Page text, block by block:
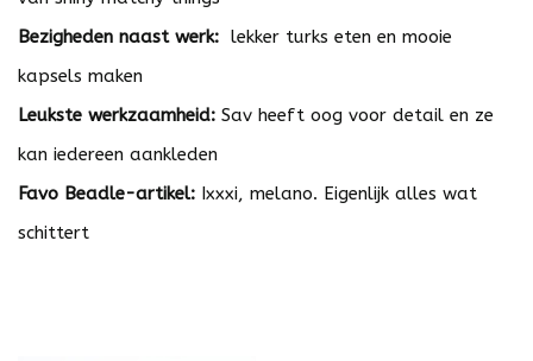
Bezigheden naast werk: lekker turks eten en mooie
kapsels maken
Leukste werkzaamheid: Sav heeft oog voor detail en ze
kan iedereen aankleden
Favo Beadle-artikel: Ixxxi, melano. Eigenlijk alles wat
schittert